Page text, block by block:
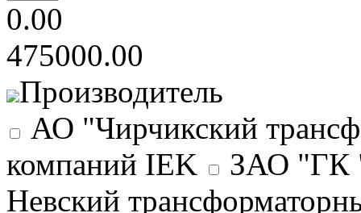
0.00
475000.00
Производитель
АО "Чирчикский
компаний IEK
ЗАО "ГК
Невский